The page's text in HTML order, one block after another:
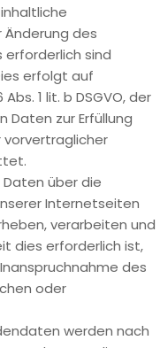
vollständig um.
Analytics
können Berichte
Geschlecht und
Diese Daten
von Google
Diese Daten
werden. Sie
die
Konto deaktivieren
Google Analytics wie
dargestellt